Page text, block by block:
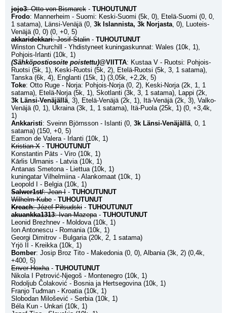
jojo3: Otto von Bismarck - TUHOUTUNUT
Frodo: Mannerheim - Suomi: Keski-Suomi (5k, 0), Etelä-Suomi (0, 0,
1 satama), Länsi-Venäjä (0, 3k Islannista, 3k Norjasta, 0), Luoteis-
Venäjä (0, 0) (0, +0, 5)
akkaridekkari: Josif Stalin - TUHOUTUNUT
Winston Churchill - Yhdistyneet kuningaskunnat: Wales (10k, 1),
Pohjois-Irlanti (10k, 1)
(Sähköpostiosoite poistettu)@VIITTA: Kustaa V - Ruotsi: Pohjois-
Ruotsi (5k, 1), Keski-Ruotsi (5k, 2), Etelä-Ruotsi (5k, 3, 1 satama),
Tanska (6k, 4), Englanti (15k, 1) (3,05k, +2,2k, 5)
Toke: Otto Ruge - Norja: Pohjois-Norja (0, 2), Keski-Norja (2k, 1, 1
3k Länsi-Venäjällä, 3), Etelä-Venäjä (2k, 1), Itä-Venäjä (2k, 3), Valko-
Venäjä (0, 1), Ukraina (3k, 1, 1 satama), Itä-Puola (25k, 1) (0, +3,4k,
1)
Ankkaristi: Sveinn Björnsson - Islanti (0, 3k Länsi-Venäjällä, 0, 1
satama) (150, +0, 5)
Eamon de Valera - Irlanti (10k, 1)
Kristian X - TUHOUTUNUT
Konstantin Päts - Viro (10k, 1)
Kārlis Ulmanis - Latvia (10k, 1)
Antanas Smetona - Liettua (10k, 1)
kuningatar Vilhelmiina - Alankomaat (10k, 1)
Leopold I - Belgia (10k, 1)
Salwer1st/: Jean I - TUHOUTUNUT
Wilhelm Kube - TUHOUTUNUT
Kreach: Józef Piłsudski - TUHOUTUNUT
akuankka1313: Ivan Mazepa - TUHOUTUNUT
Leonid Brezhnev - Moldova (10k, 1)
Ion Antonescu - Romania (10k, 1)
Georgi Dimitrov - Bulgaria (20k, 2, 1 satama)
Yrjö II - Kreikka (10k, 1)
Bomber: Josip Broz Tito - Makedonia (0, 0), Albania (3k, 2) (0,4k,
+400, 5)
Enver Hoxha - TUHOUTUNUT
Nikola I Petrović-Njegoš - Montenegro (10k, 1)
Rodoljub Čolaković - Bosnia ja Hertsegovina (10k, 1)
Franjo Tuđman - Kroatia (10k, 1)
Slobodan Milošević - Serbia (10k, 1)
Béla Kun - Unkari (10k, 1)